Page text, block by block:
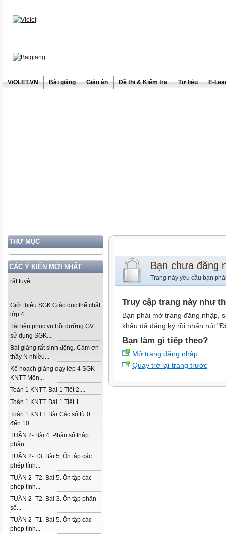
ViOLET.VN Bài giảng Giáo án Đề thi & Kiểm tra Tư liệu E-
THƯ MỤC
CÁC Ý KIẾN MỚI NHẤT
rất tuyệt...
...
Giới thiệu SGK Giáo dục thể chất
lớp 4...
Tài liệu phục vụ bồi dưỡng GV
sử dụng SGK...
Bài giảng rất sinh động. Cảm ơn
thầy N nhiều...
Kế hoạch giảng dạy lớp 4 SGK -
KNTT Môn...
Toán 1 KNTT. Bài 1 Tiết 2....
Toán 1 KNTT. Bài 1 Tiết 1....
Toán 1 KNTT. Bài Các số từ 0
đến 10...
TUẦN 2- Bài 4. Phân số thập
phân...
TUẦN 2- T3. Bài 5. Ôn tập các
phép tính...
TUẦN 2- T2. Bài 5. Ôn tập các
phép tính...
TUẦN 2- T2. Bài 3. Ôn tập phân
số...
TUẦN 2- T1. Bài 5. Ôn tập các
phép tính...
Bạn chưa đăng
Trang này yêu cầu bạn
Truy cập trang này như
Bạn phải mở trang đăng nhập,
khẩu đã đăng ký rồi nhấn nút
Bạn làm gì tiếp theo?
Mở trang đăng nhập
Quay trở lại trang trước